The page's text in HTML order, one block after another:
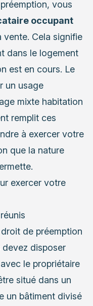
vous
occupant
vente. Cela signifie
dans le logement
est en cours. Le
un usage
mixte habitation
remplit ces
à exercer votre
que la nature
exercer votre
de préemption
devez disposer
le propriétaire
situé dans un
un bâtiment divisé